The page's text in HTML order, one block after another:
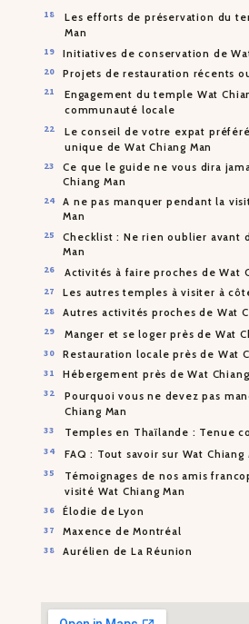
Les efforts de préservation du
Man
Initiatives de conservation de
Projets de restauration récents
Engagement du temple Wat
communauté locale
Le conseil de votre expat
unique de Wat Chiang Man
Ce que le guide ne vous dira
Chiang Man
A ne pas manquer pendant la
Man
Checklist : Ne rien oublier avant
Man
Activités à faire proches de Wat
Les autres temples à visiter à
Autres activités proches de Wat
Manger et se loger près de Wat
Restauration locale près de Wat
Hébergement près de Wat Chiang
Pourquoi vous ne devez pas
Chiang Man
Temples en Thaïlande : Tenue
FAQ : Tout savoir sur Wat Chiang
Témoignages de nos amis
visité Wat Chiang Man
Élodie de Lyon
Maxence de Montréal
Aurélien de La Réunion